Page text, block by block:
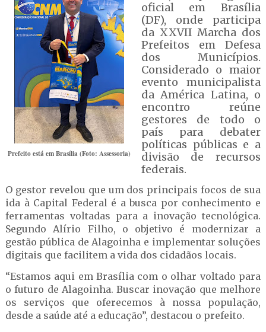
Prefeito está em Brasília (Foto: Assessoria)
oficial em Brasília
(DF), onde participa
da XXVII Marcha dos
Prefeitos em Defesa
dos Municípios.
Considerado o maior
evento municipalista
da América Latina, o
encontro reúne
gestores de todo o
país para debater
políticas públicas e a
divisão de recursos
federais.
O gestor revelou que um dos principais focos de sua
ida à Capital Federal é a busca por conhecimento e
ferramentas voltadas para a inovação tecnológica.
Segundo Alírio Filho, o objetivo é modernizar a
gestão pública de Alagoinha e implementar soluções
digitais que facilitem a vida dos cidadãos locais.
“Estamos aqui em Brasília com o olhar voltado para
o futuro de Alagoinha. Buscar inovação que melhore
os serviços que oferecemos à nossa população,
desde a saúde até a educação”, destacou o prefeito.